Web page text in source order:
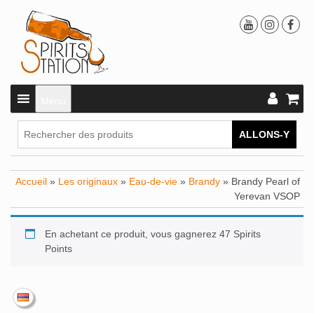
ALLONS-Y
Accueil » Les originaux » Eau-de-vie » Brandy » Brandy Pearl of
Yerevan VSOP
En achetant ce produit, vous gagnerez 47 Spirits
Points